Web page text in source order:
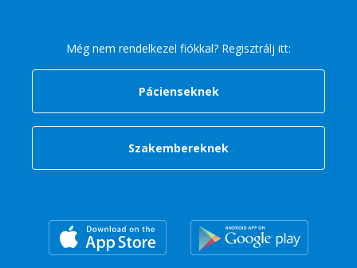
Még nem rendelkezel fiókkal? Regisztrálj itt:
Pácienseknek
Szakembereknek